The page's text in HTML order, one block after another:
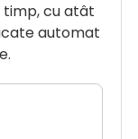
cu atât
automat